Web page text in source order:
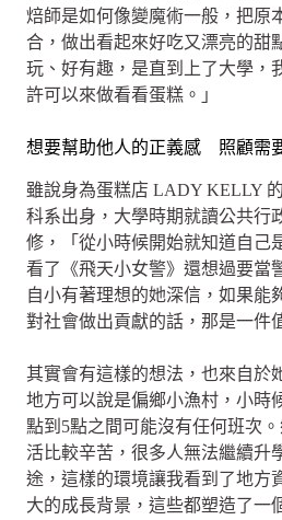
焙師是如何像變魔術一般，把原
合，做出看起來好吃又漂亮的甜
玩、好有趣，是直到上了大學，
許可以來做看看蛋糕。」
想要幫助他人的正義感 照顧需
雖說身為蛋糕店 LADY KELLY
科系出身，大學時期就讀公共行
修，「從小時候開始就知道自己
看了《飛天小女警》還想過要當
自小有著理想的她深信，如果能
對社會做出貢獻的話，那是一件
其實會有這樣的想法，也來自於
地方可以說是偏鄉小漁村，小時
點到5點之間可能沒有任何班次
活比較辛苦，很多人無法繼續升
途，這樣的環境讓我看到了地方
大的成長背景，這些都塑造了一